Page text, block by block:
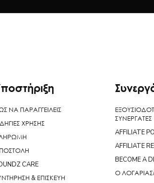
ΝΑ ΠΑΡΑΓΓΕΙΛΕΙΣ
ΧΡΗΣΗΣ
CARE
& ΕΠΙΣΚΕΥΗ
ΣΥΝΕΡΓΑΤΕΣ
AFFILIATE
AFFILIATE
BECOME A
Ο